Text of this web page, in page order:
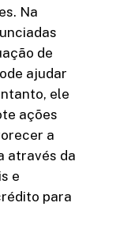
Na
de
ajudar
ele
ações
a
através da
e
para